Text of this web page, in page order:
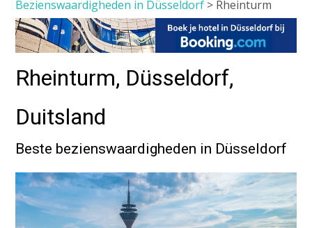
Bezienswaardigheden in Düsseldorf > Rheinturm
Rheinturm, Düsseldorf,
Duitsland
Beste bezienswaardigheden in Düsseldorf